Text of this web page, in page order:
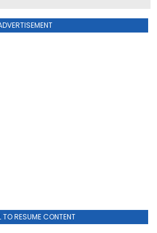
TO RESUME CONTENT